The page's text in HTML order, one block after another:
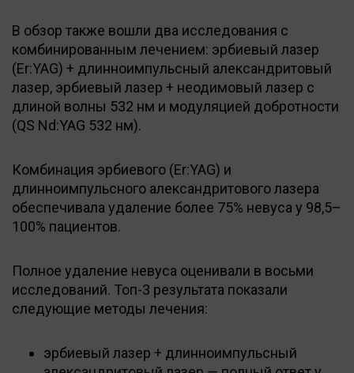
В обзор также вошли два исследования с
комбинированным лечением: эрбиевый лазер
(Er:YAG) + длинноимпульсный александритовый
лазер, эрбиевый лазер + неодимовый лазер с
длиной волны 532 нм и модуляцией добротности
(QS Nd:YAG 532 нм).
Комбинация эрбиевого (Er:YAG) и
длинноимпульсного александритового лазера
обеспечивала удаление более 75% невуса у 98,5–
100% пациентов.
Полное удаление невуса оценивали в восьми
исследований. Топ-3 результата показали
следующие методы лечения:
эрбиевый лазер + длинноимпульсный